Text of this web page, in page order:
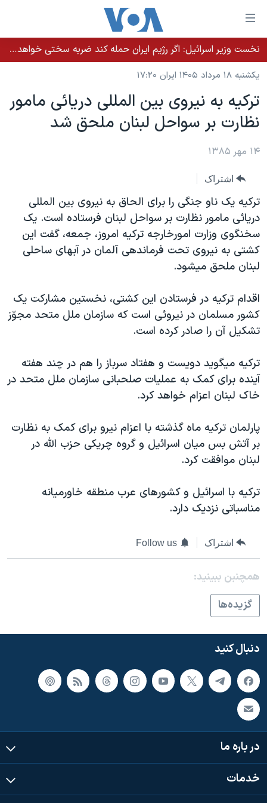
لینکهای
قابل
دسترسی
جهش
محتوای
اصلی
به
اصلی
جهش
به
جستجو
خانه
نسخه سبک وب‌سایت
موضوع ها
ایران
آمریکا
گزیده‌ها
ویژه برنامه‌ها
ویدیوها
حقوق شهروندی
اقتصادی
اسرائیل در جنگ
گالری عکس
برنامه های تلویزیونی
جدول برنامه ها
صفحه‌های ویژه
عملیات خشم حماسی
۲۵۰سالگی آمریکا
بایگانی برنامه‌های تلویزیونی
انتخابات ریاست جمهوری آمریکا ۲۰۲۴
حمله جمهوری اسلامی به اسرائیل
ورزش زنان در ایران
اعتراضات زن، زندگی، آزادی
تریبونال مردمی آبان ۹۸
دادگاه حمید نوری
قانون شفافیت دارائی کادر رهبری ایران
اعتراضات مردمی آبان ۹۸
اسرائیل در جنگ
نرگس محمدی برنده جایزه نوبل صلح
همایش محافظه‌کاران آمریکا «سی‌پک»
صفحه‌های ویژه
فرکانس‌های صدای آمریکا
پخش رادیویی
یادگیری زبان انگلیسی
زبانهای مختلف
نخست وزیر اسرائيل: اگر رژیم ایران حمله کند ضربه سختی خواهد خورد
یکشنبه ۱۸ مرداد ۱۴۰۵ ایران ۱۷:۲۰
ترکيه به نيروی بين المللی دريائی مامور
نظارت بر سواحل لبنان ملحق شد
۱۴ مهر ۱۳۸۵
اشتراک
ترکيه يک ناو جنگی را برای الحاق به نيروی بين المللی
دريائی مامور نظارت بر سواحل لبنان فرستاده است. يک
سخنگوی وزارت امورخارجه ترکيه امروز، جمعه، گفت اين
کشتی به نيروی تحت فرماندهی آلمان در آبهای ساحلی
لبنان ملحق ميشود.
اقدام ترکيه در فرستادن اين کشتی، نخستين مشارکت يک
کشور مسلمان در نيروئی است که سازمان ملل متحد مجوّز
تشکيل آن را صادر کرده است.
ترکيه ميگويد دويست و هفتاد سرباز را هم در چند هفته
آينده برای کمک به عمليات صلحبانی سازمان ملل متحد در
خاک لبنان اعزام خواهد کرد.
پارلمان ترکيه ماه گذشته با اعزام نيرو برای کمک به نظارت
بر آتش بس ميان اسرائيل و گروه چريکی حزب الله در
لبنان موافقت کرد.
ترکيه با اسرائيل و کشورهای عرب منطقه خاورميانه
مناسباتی نزديک دارد.
اشتراک Follow us
همچنبن ببینید:
گزيده‌ها
دنبال کنید
در باره ما
خدمات